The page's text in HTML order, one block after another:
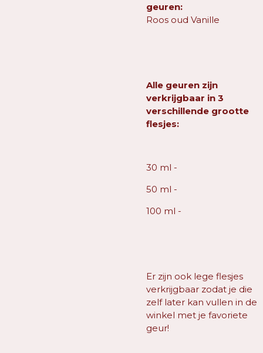
geuren:
Roos oud Vanille
Alle geuren zijn
verkrijgbaar in 3
verschillende grootte
flesjes:
30 ml -
50 ml -
100 ml -
Er zijn ook lege flesjes
verkrijgbaar zodat je die
zelf later kan vullen in de
winkel met je favoriete
geur!